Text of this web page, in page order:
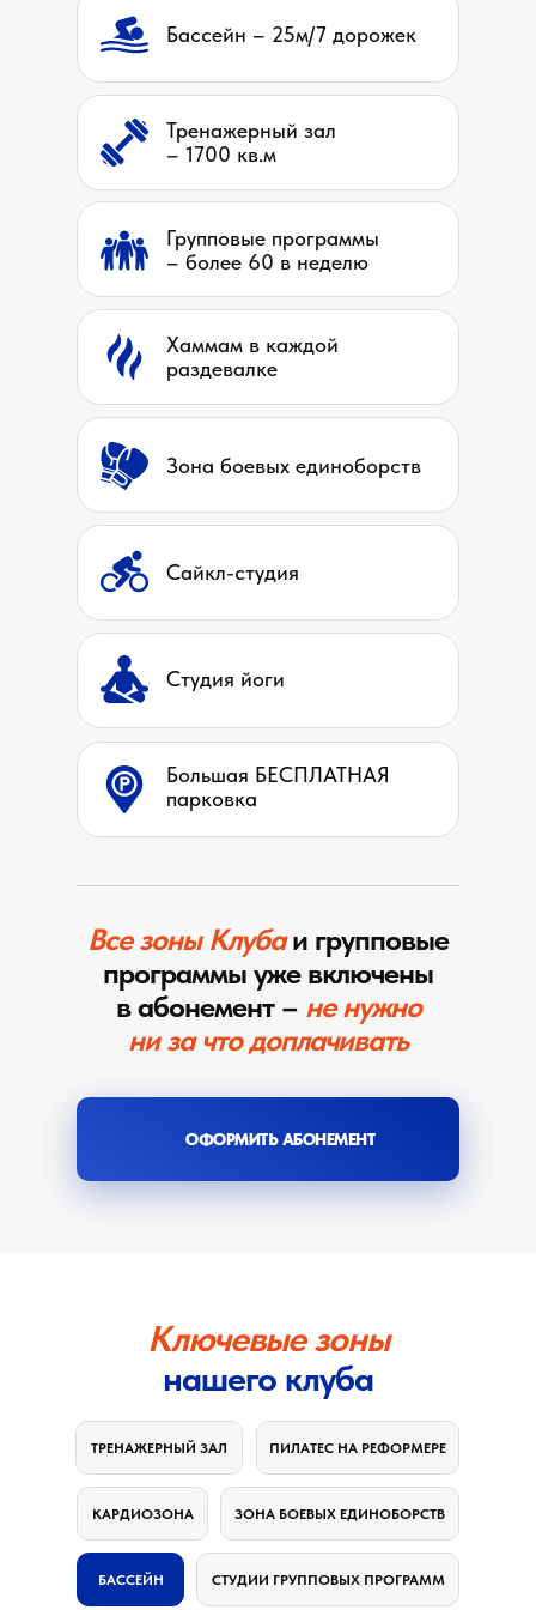
Все зоны Клубаи групповые
программы уже включены
в абонемент – не нужно
ни за что доплачивать
Бассейн – 25м/7 дорожек
Тренажерный зал
– 1700 кв.м
Групповые программы
– более 60 в неделю
Хаммам в каждой
раздевалке
Зона боевых единоборств
Сайкл-студия
Студия йоги
Большая БЕСПЛАТНАЯ
парковка
ОФОРМИТЬ АБОНЕМЕНТ
Ключевые зоны
нашего клуба
БАССЕЙН
ТРЕНАЖЕРНЫЙ ЗАЛ
КАРДИОЗОНА ЗОНА БОЕВЫХ ЕДИНОБОРСТВ
СТУДИИ ГРУППОВЫХ ПРОГРАММ
ПИЛАТЕС НА РЕФОРМЕРЕ
Бассейн
на 7 дорожек, он отвечает высоким
стандартам оснащения.
Особая технология очистки —
плавание для гостей клуба.